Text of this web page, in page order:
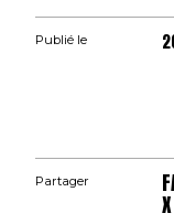
Publié le
Partager